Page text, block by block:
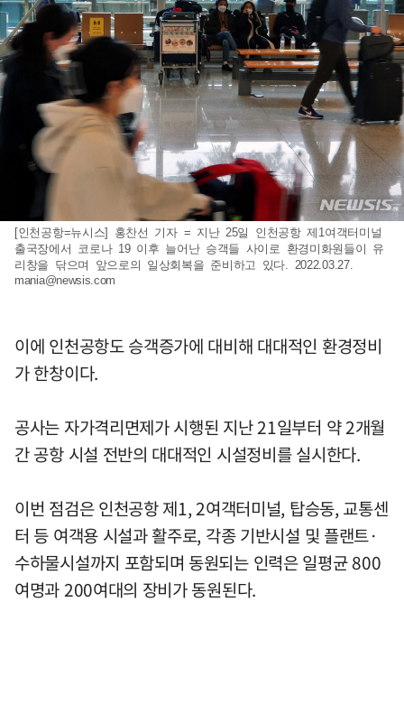
[인천공항=뉴시스] 홍찬선 기자 = 지난 25일 인천공항 제1여객터미널
출국장에서 코로나 19 이후 늘어난 승객들 사이로 환경미화원들이 유
리창을 닦으며 앞으로의 일상회복을 준비하고 있다. 2022.03.27.
mania@newsis.com
이에 인천공항도 승객증가에 대비해 대대적인 환경정비
가 한창이다.
공사는 자가격리면제가 시행된 지난 21일부터 약 2개월
간 공항 시설 전반의 대대적인 시설정비를 실시한다.
이번 점검은 인천공항 제1, 2여객터미널, 탑승동, 교통센
터 등 여객용 시설과 활주로, 각종 기반시설 및 플랜트·
수하물시설까지 포함되며 동원되는 인력은 일평균 800
여명과 200여대의 장비가 동원된다.